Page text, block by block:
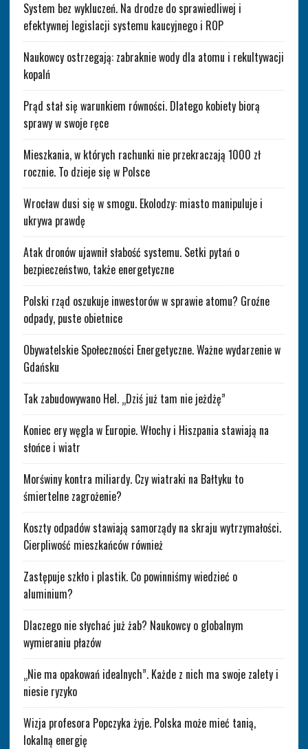
System bez wykluczeń. Na drodze do sprawiedliwej i
efektywnej legislacji systemu kaucyjnego i ROP
Naukowcy ostrzegają: zabraknie wody dla atomu i rekultywacji
kopalń
Prąd stał się warunkiem równości. Dlatego kobiety biorą
sprawy w swoje ręce
Mieszkania, w których rachunki nie przekraczają 1000 zł
rocznie. To dzieje się w Polsce
Wrocław dusi się w smogu. Ekolodzy: miasto manipuluje i
ukrywa prawdę
Atak dronów ujawnił słabość systemu. Setki pytań o
bezpieczeństwo, także energetyczne
Polski rząd oszukuje inwestorów w sprawie atomu? Groźne
odpady, puste obietnice
Obywatelskie Społeczności Energetyczne. Ważne wydarzenie w
Gdańsku
Tak zabudowywano Hel. „Dziś już tam nie jeżdżę”
Koniec ery węgla w Europie. Włochy i Hiszpania stawiają na
słońce i wiatr
Morświny kontra miliardy. Czy wiatraki na Bałtyku to
śmiertelne zagrożenie?
Koszty odpadów stawiają samorządy na skraju wytrzymałości.
Cierpliwość mieszkańców również
Zastępuje szkło i plastik. Co powinniśmy wiedzieć o
aluminium?
Dlaczego nie słychać już żab? Naukowcy o globalnym
wymieraniu płazów
„Nie ma opakowań idealnych”. Każde z nich ma swoje zalety i
niesie ryzyko
Wizja profesora Popczyka żyje. Polska może mieć tanią,
lokalną energię